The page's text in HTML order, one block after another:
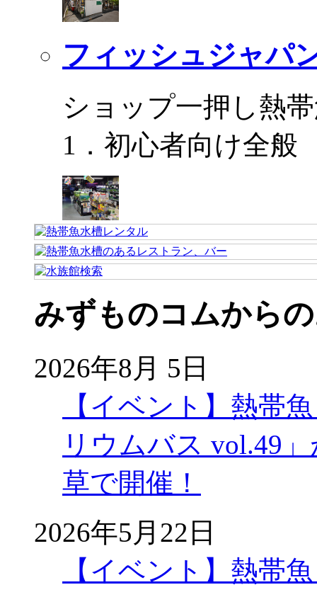
フィッシュジャパ
ショップ一押し熱
1．初心者向け全
みずものコムから
2026年8月 5日
【イベント】熱帯
リウムバス vol.49
草で開催！
2026年5月22日
【イベント】熱帯